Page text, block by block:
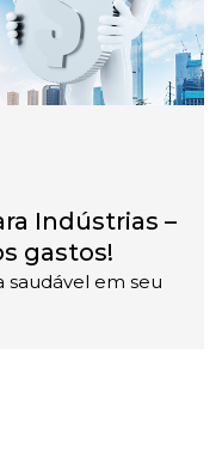
Indústrias –
gastos!
saudável em seu